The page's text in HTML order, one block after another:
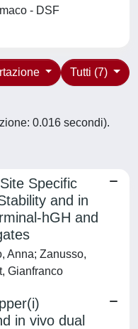
- DSF
Tutti (7)
0.016 secondi).
Specific
and in
hGH and
Anna; Zanusso,
Gianfranco
in vivo dual